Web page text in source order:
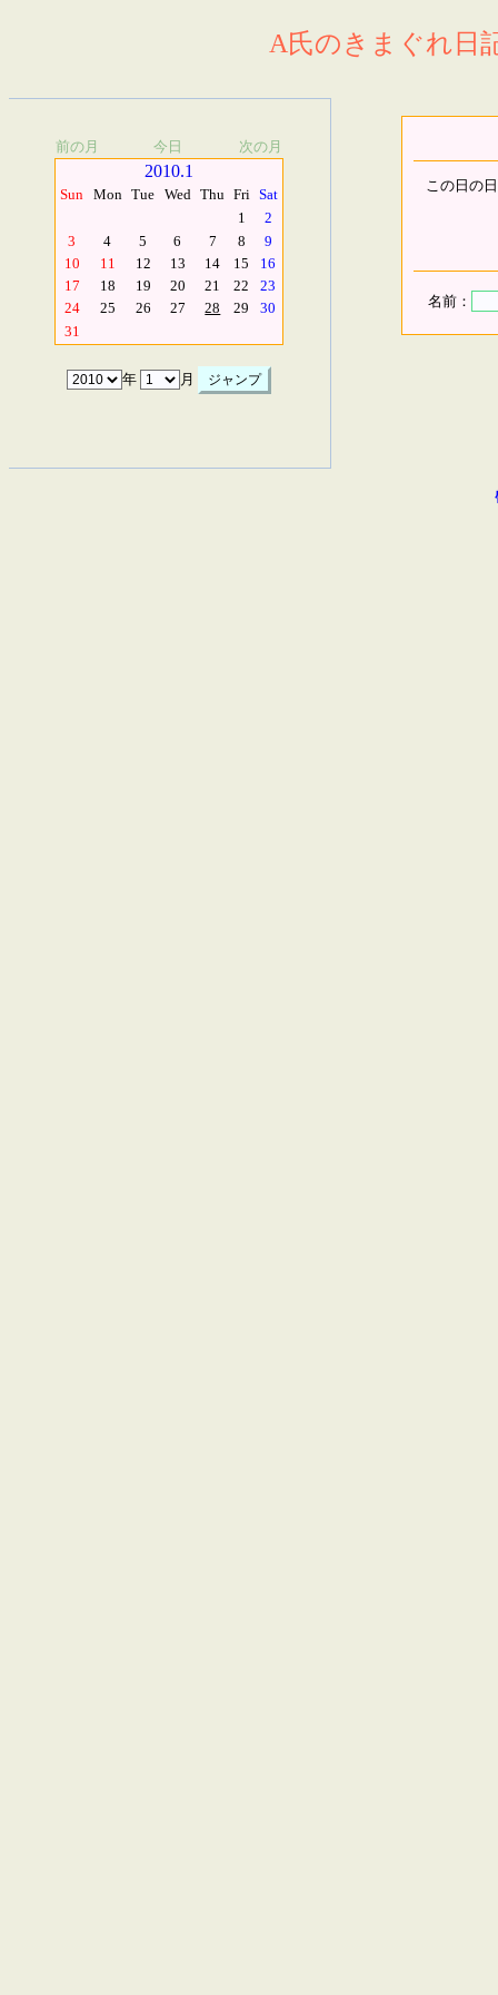
A氏のきまぐれ日
前の月 今日 次の月
2010.1
Sun Mon Tue Wed Thu Fri Sat
1
2
3
4 5 6 7 8
9
10
11 12 13 14 15
16
17
18 19 20 21 22
23
24
25 26 27 28 29
30
31
年 月
この日の
名前：